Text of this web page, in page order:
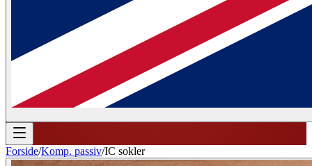
Forside/Komp. passiv/IC sokler